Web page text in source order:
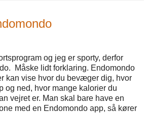
og jeg er sporty, derfor
Måske lidt forklaring. Endomondo
kan vise hvor du bevæger dig, hvor
og ned, hvor mange kalorier du
vejret er. Man skal bare have en
med en Endomondo app, så kører